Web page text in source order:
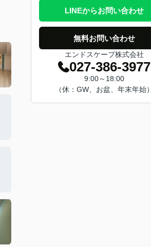
LINEからお問い合わせ
無料お問い合わせ
エンドスケープ株式会社
027-386-3977
9:00～18:00
（休：GW、お盆、年末年始）